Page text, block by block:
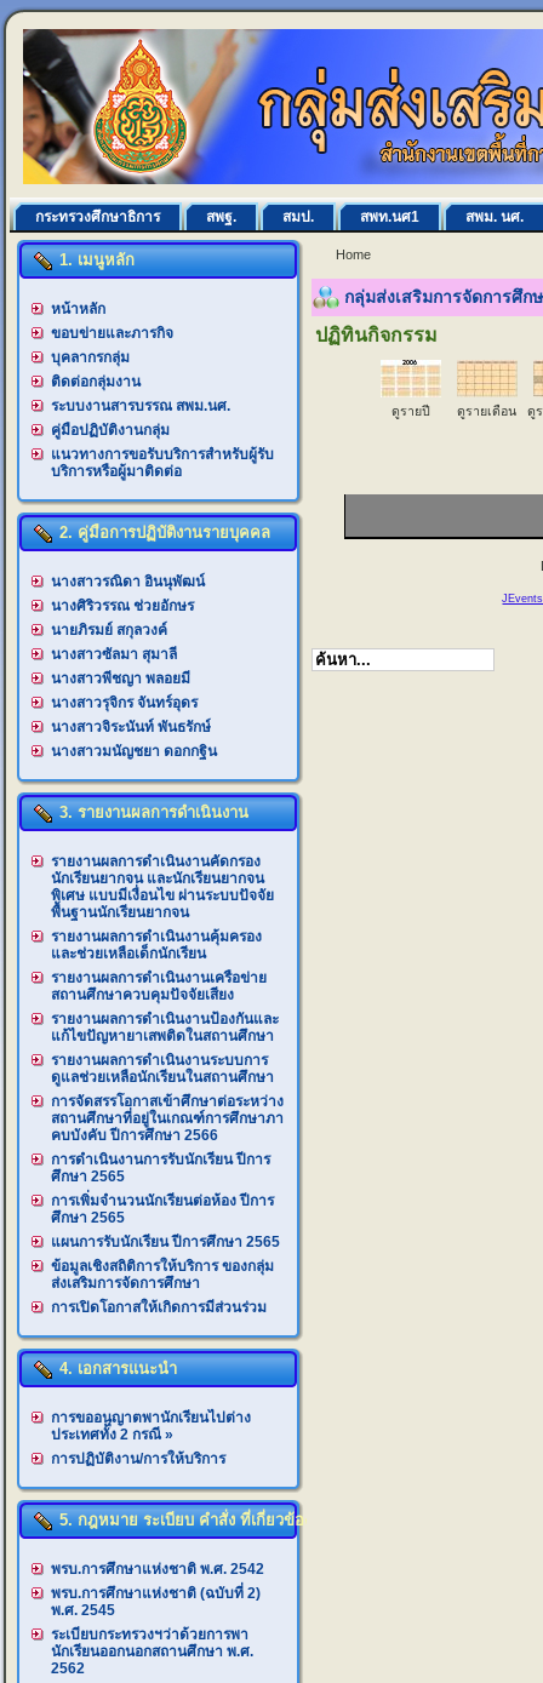
กระทรวงศึกษาธิการ สพฐ. สมป. สพท.นศ1 สพม. นศ.
1. เมนูหลัก
หน้าหลัก
ขอบข่ายและภารกิจ
บุคลากรกลุ่ม
ติดต่อกลุ่มงาน
ระบบงานสารบรรณ สพม.นศ.
คู่มือปฏิบัติงานกลุ่ม
แนวทางการขอรับบริการสำหรับผู้รับ
บริการหรือผู้มาติดต่อ
2. คู่มือการปฏิบัติงานรายบุคคล
นางสาวรณิดา อินนุพัฒน์
นางศิริวรรณ ช่วยอักษร
นายภิรมย์ สกุลวงค์
นางสาวซัลมา สุมาลี
นางสาวพีชญา พลอยมี
นางสาวรุจิกร จันทร์อุดร
นางสาวจิระนันท์ พันธรักษ์
นางสาวมนัญชยา ดอกกฐิน
3. รายงานผลการดำเนินงาน
รายงานผลการดำเนินงานคัดกรอง
นักเรียนยากจน และนักเรียนยากจน
พิเศษ แบบมีเงื่อนไข ผ่านระบบปัจจัย
พื้นฐานนักเรียนยากจน
รายงานผลการดำเนินงานคุ้มครอง
และช่วยเหลือเด็กนักเรียน
รายงานผลการดำเนินงานเครือข่าย
สถานศึกษาควบคุมปัจจัยเสียง
รายงานผลการดำเนินงานป้องกันและ
แก้ไขปัญหายาเสพติดในสถานศึกษา
รายงานผลการดำเนินงานระบบการ
ดูแลช่วยเหลือนักเรียนในสถานศึกษา
การจัดสรรโอกาสเข้าศึกษาต่อระหว่าง
สถานศึกษาที่อยู่ในเกณฑ์การศึกษาภา
คบบังคับ ปีการศึกษา 2566
การดำเนินงานการรับนักเรียน ปีการ
ศึกษา 2565
การเพิ่มจำนวนนักเรียนต่อห้อง ปีการ
ศึกษา 2565
แผนการรับนักเรียน ปีการศึกษา 2565
ข้อมูลเชิงสถิติการให้บริการ ของกลุ่ม
ส่งเสริมการจัดการศึกษา
การเปิดโอกาสให้เกิดการมีส่วนร่วม
4. เอกสารแนะนำ
การขออนุญาตพานักเรียนไปต่าง
ประเทศทั้ง 2 กรณี »
การปฏิบัติงาน/การให้บริการ
5. กฎหมาย ระเบียบ คำสั่ง ที่เกี่ยวข้อง
พรบ.การศึกษาแห่งชาติ พ.ศ. 2542
พรบ.การศึกษาแห่งชาติ (ฉบับที่ 2)
พ.ศ. 2545
ระเบียบกระทรวงฯว่าด้วยการพา
นักเรียนออกนอกสถานศึกษา พ.ศ.
2562
Home
กลุ่มส่งเสริมการจัดการศึก
ปฏิทินกิจกรรม
ดูรายปี ดูรายเดือน ดู